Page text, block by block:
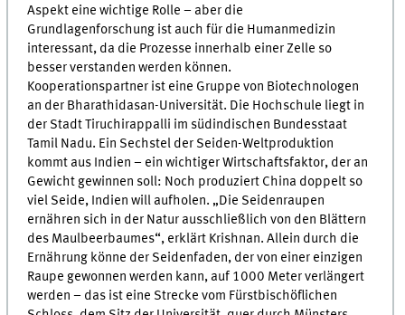
Aspekt eine wichtige Rolle – aber die
Grundlagenforschung ist auch für die Humanmedizin
interessant, da die Prozesse innerhalb einer Zelle so
besser verstanden werden können.
Kooperationspartner ist eine Gruppe von Biotechnologen
an der Bharathidasan-Universität. Die Hochschule liegt in
der Stadt Tiruchirappalli im südindischen Bundesstaat
Tamil Nadu. Ein Sechstel der Seiden-Weltproduktion
kommt aus Indien – ein wichtiger Wirtschaftsfaktor, der an
Gewicht gewinnen soll: Noch produziert China doppelt so
viel Seide, Indien will aufholen. „Die Seidenraupen
ernähren sich in der Natur ausschließlich von den Blättern
des Maulbeerbaumes“, erklärt Krishnan. Allein durch die
Ernährung könne der Seidenfaden, der von einer einzigen
Raupe gewonnen werden kann, auf 1000 Meter verlängert
werden – das ist eine Strecke vom Fürstbischöflichen